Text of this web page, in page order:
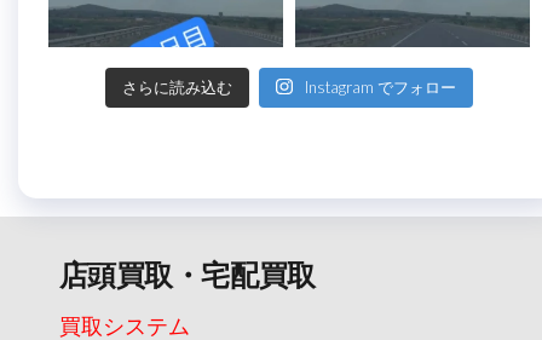
さらに読み込む Instagram でフォロー
店頭買取・宅配買取
買取システム